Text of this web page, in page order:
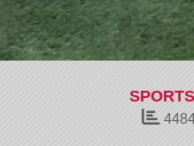
SPORTS